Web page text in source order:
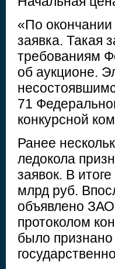
«По окончании
заявка. Такая
требованиям
об аукционе.
71
конкурсной
Ранее
ледокола
заявок. В
млрд руб.
объявлено
протоколом
было